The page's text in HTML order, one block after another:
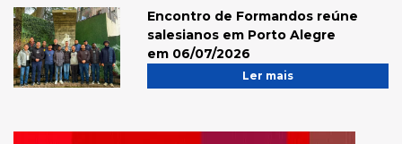
Encontro de Formandos reúne
salesianos em Porto Alegre
em 06/07/2026
Ler mais